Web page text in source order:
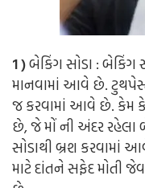
1 )બેકિંગ સોડા : બેકિંગ
માનવામાં આવે છે.
જ કરવામાં આવે છે. કેમ
છે, જે મોં ની અંદર રહેલા
સોડાથી બ્રશ કરવામાં
માટે દાંતને સફેદ મોતી